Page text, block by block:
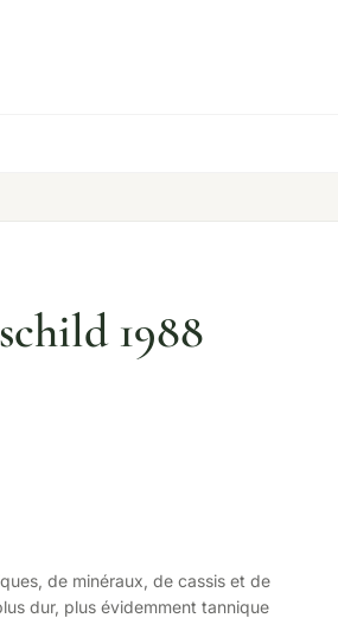
1988
de minéraux, de cassis et de
dur, plus évidemment tannique